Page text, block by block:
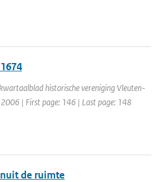
historische vereniging Vleuten-
| First page: 146 | Last page: 148
de ruimte